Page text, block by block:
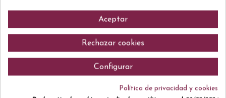
BRUANT BRUT
NATURE ANCESTRAL
Aceptar
Rechazar cookies
Configurar
Política de privacidad y cookies